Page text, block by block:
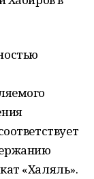
«Халяль».